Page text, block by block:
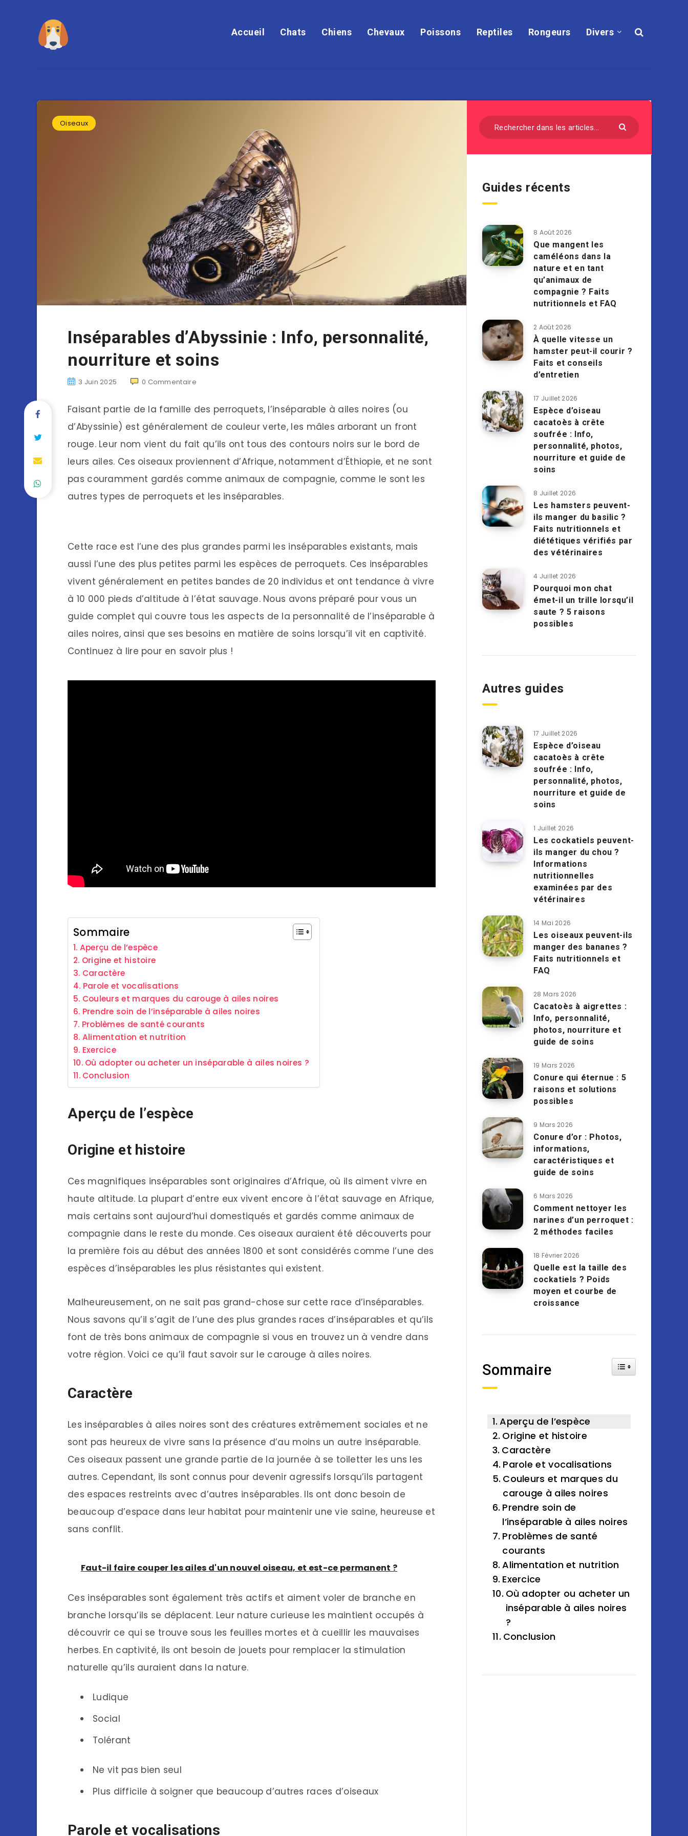
Accueil Chats Chiens Chevaux Poissons Reptiles Rongeurs Divers
Oiseaux
Inséparables d’Abyssinie : Info, personnalité,
nourriture et soins
3 Juin 2025 0 Commentaire
Faisant partie de la famille des perroquets, l’inséparable à ailes noires (ou
d’Abyssinie) est généralement de couleur verte, les mâles arborant un front
rouge. Leur nom vient du fait qu’ils ont tous des contours noirs sur le bord de
leurs ailes. Ces oiseaux proviennent d’Afrique, notamment d’Éthiopie, et ne sont
pas couramment gardés comme animaux de compagnie, comme le sont les
autres types de perroquets et les inséparables.
Cette race est l’une des plus grandes parmi les inséparables existants, mais
aussi l’une des plus petites parmi les espèces de perroquets. Ces inséparables
vivent généralement en petites bandes de 20 individus et ont tendance à vivre
à 10 000 pieds d’altitude à l’état sauvage. Nous avons préparé pour vous un
guide complet qui couvre tous les aspects de la personnalité de l’inséparable à
ailes noires, ainsi que ses besoins en matière de soins lorsqu’il vit en captivité.
Continuez à lire pour en savoir plus !
Sommaire
Aperçu de l’espèce
Origine et histoire
Caractère
Parole et vocalisations
Couleurs et marques du carouge à ailes noires
Prendre soin de l’inséparable à ailes noires
Problèmes de santé courants
Alimentation et nutrition
Exercice
Où adopter ou acheter un inséparable à ailes noires ?
Conclusion
Aperçu de l’espèce
Origine et histoire
Ces magnifiques inséparables sont originaires d’Afrique, où ils aiment vivre en
haute altitude. La plupart d’entre eux vivent encore à l’état sauvage en Afrique,
mais certains sont aujourd’hui domestiqués et gardés comme animaux de
compagnie dans le reste du monde. Ces oiseaux auraient été découverts pour
la première fois au début des années 1800 et sont considérés comme l’une des
espèces d’inséparables les plus résistantes qui existent.
Malheureusement, on ne sait pas grand-chose sur cette race d’inséparables.
Nous savons qu’il s’agit de l’une des plus grandes races d’inséparables et qu’ils
font de très bons animaux de compagnie si vous en trouvez un à vendre dans
votre région. Voici ce qu’il faut savoir sur le carouge à ailes noires.
Caractère
Les inséparables à ailes noires sont des créatures extrêmement sociales et ne
sont pas heureux de vivre sans la présence d’au moins un autre inséparable.
Ces oiseaux passent une grande partie de la journée à se toiletter les uns les
autres. Cependant, ils sont connus pour devenir agressifs lorsqu’ils partagent
des espaces restreints avec d’autres inséparables. Ils ont donc besoin de
beaucoup d’espace dans leur habitat pour maintenir une vie saine, heureuse et
sans conflit.
Faut-il faire couper les ailes d'un nouvel oiseau, et est-ce permanent ?
Ces inséparables sont également très actifs et aiment voler de branche en
branche lorsqu’ils se déplacent. Leur nature curieuse les maintient occupés à
découvrir ce qui se trouve sous les feuilles mortes et à cueillir les mauvaises
herbes. En captivité, ils ont besoin de jouets pour remplacer la stimulation
naturelle qu’ils auraient dans la nature.
Ludique
Social
Tolérant
Ne vit pas bien seul
Plus difficile à soigner que beaucoup d’autres races d’oiseaux
Parole et vocalisations
Guides récents
8 Août 2026
Que mangent les
caméléons dans la
nature et en tant
qu’animaux de
compagnie ? Faits
nutritionnels et FAQ
2 Août 2026
À quelle vitesse un
hamster peut-il courir ?
Faits et conseils
d’entretien
17 Juillet 2026
Espèce d’oiseau
cacatoès à crête
soufrée : Info,
personnalité, photos,
nourriture et guide de
soins
8 Juillet 2026
Les hamsters peuvent-
ils manger du basilic ?
Faits nutritionnels et
diététiques vérifiés par
des vétérinaires
4 Juillet 2026
Pourquoi mon chat
émet-il un trille lorsqu’il
saute ? 5 raisons
possibles
Autres guides
17 Juillet 2026
Espèce d’oiseau
cacatoès à crête
soufrée : Info,
personnalité, photos,
nourriture et guide de
soins
1 Juillet 2026
Les cockatiels peuvent-
ils manger du chou ?
Informations
nutritionnelles
examinées par des
vétérinaires
14 Mai 2026
Les oiseaux peuvent-ils
manger des bananes ?
Faits nutritionnels et
FAQ
28 Mars 2026
Cacatoès à aigrettes :
Info, personnalité,
photos, nourriture et
guide de soins
19 Mars 2026
Conure qui éternue : 5
raisons et solutions
possibles
9 Mars 2026
Conure d’or : Photos,
informations,
caractéristiques et
guide de soins
6 Mars 2026
Comment nettoyer les
narines d’un perroquet :
2 méthodes faciles
18 Février 2026
Quelle est la taille des
cockatiels ? Poids
moyen et courbe de
croissance
Sommaire Toggle Table of
Aperçu de l’espèce
Origine et histoire
Caractère
Parole et vocalisations
Couleurs et marques du
carouge à ailes noires
Prendre soin de
l’inséparable à ailes noires
Problèmes de santé
courants
Alimentation et nutrition
Exercice
Où adopter ou acheter un
inséparable à ailes noires
?
Conclusion